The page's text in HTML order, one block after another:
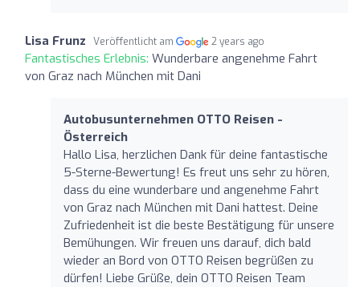
Lisa Frunz Veröffentlicht am 2 years ago
Fantastisches Erlebnis: Wunderbare angenehme Fahrt
von Graz nach München mit Dani
Autobusunternehmen OTTO Reisen -
Österreich
Hallo Lisa, herzlichen Dank für deine fantastische
5-Sterne-Bewertung! Es freut uns sehr zu hören,
dass du eine wunderbare und angenehme Fahrt
von Graz nach München mit Dani hattest. Deine
Zufriedenheit ist die beste Bestätigung für unsere
Bemühungen. Wir freuen uns darauf, dich bald
wieder an Bord von OTTO Reisen begrüßen zu
dürfen! Liebe Grüße, dein OTTO Reisen Team